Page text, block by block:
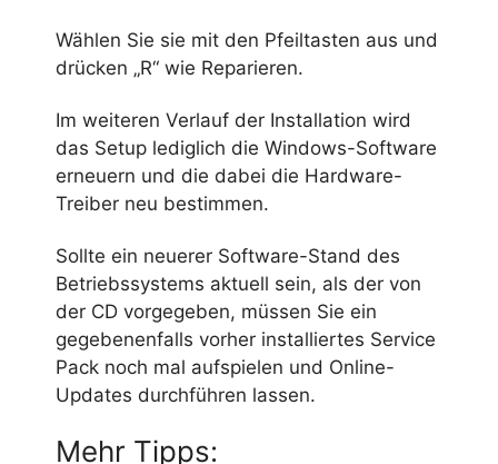
Wählen Sie sie mit den Pfeiltasten aus und
drücken „R“ wie Reparieren.
Im weiteren Verlauf der Installation wird
das Setup lediglich die Windows-Software
erneuern und die dabei die Hardware-
Treiber neu bestimmen.
Sollte ein neuerer Software-Stand des
Betriebssystems aktuell sein, als der von
der CD vorgegeben, müssen Sie ein
gegebenenfalls vorher installiertes Service
Pack noch mal aufspielen und Online-
Updates durchführen lassen.
Mehr Tipps: